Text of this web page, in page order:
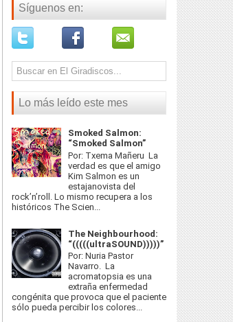
Síguenos en:
Lo más leído este mes
Smoked Salmon:
“Smoked Salmon”
Por: Txema Mañeru La
verdad es que el amigo
Kim Salmon es un
estajanovista del
rock’n’roll. Lo mismo recupera a los
históricos The Scien...
The Neighbourhood:
“(((((ultraSOUND)))))”
Por: Nuria Pastor
Navarro. La
acromatopsia es una
extraña enfermedad
congénita que provoca que el paciente
sólo pueda percibir los colores...